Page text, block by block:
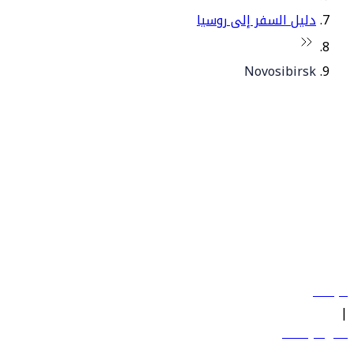
دليل السفر إلى روسيا
Novosibirsk
سياساتنا
|
الشروط والأحكام